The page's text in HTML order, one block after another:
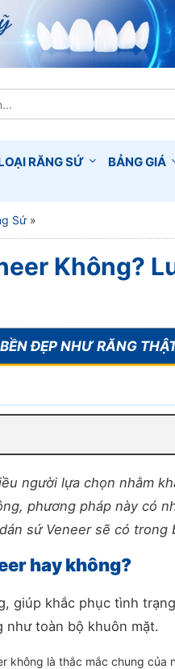
RĂNG SỨ BẢNG GIÁ
Sứ »
Không?
người lựa chọn nhằm
phương pháp này có
sứ Veneer sẽ có trong
hay không?
giúp khắc phục tình
như toàn bộ khuôn mặt.
không là thắc mắc chung của